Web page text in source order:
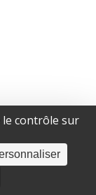
le contrôle sur